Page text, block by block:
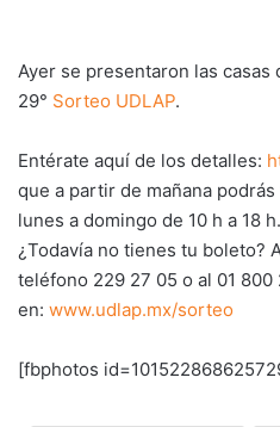
Ayer se presentaron las casas
29° Sorteo UDLAP.
Entérate aquí de los detalles:
que a partir de mañana
lunes a domingo de 10 h a 18 h.
¿Todavía no tienes tu boleto?
teléfono 229 27 05 o al 01 800
en: www.udlap.mx/sorteo
[fbphotos